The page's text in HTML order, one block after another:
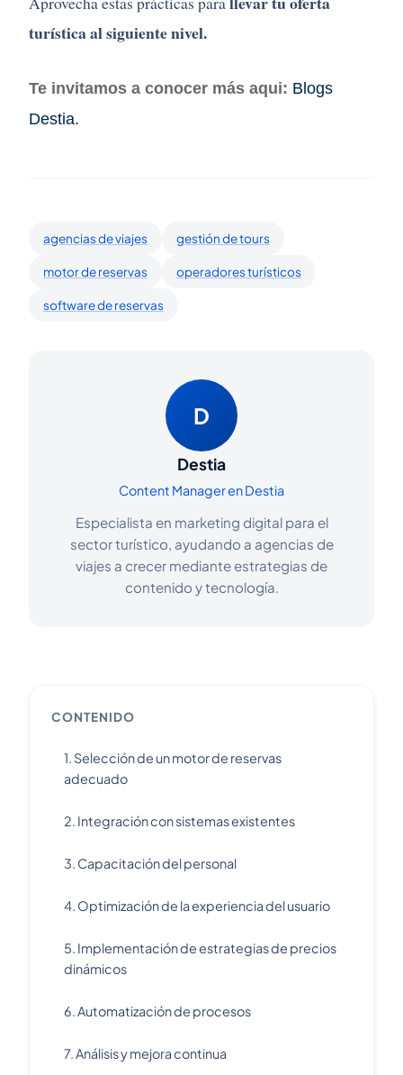
turísticaalsiguientenivel.
Te invitamos a conocer más aqui: Blogs
Destia.
agencias de viajes gestión de tours
motor de reservas operadores turísticos
software de reservas
D
Destia
Content Manager en Destia
Especialista en marketing digital para el
sector turístico, ayudando a agencias de
viajes a crecer mediante estrategias de
contenido y tecnología.
CONTENIDO
1. Selección de un motor de reservas
adecuado
2. Integración con sistemas existentes
3. Capacitación del personal
4. Optimización de la experiencia del usuario
5. Implementación de estrategias de precios
dinámicos
6. Automatización de procesos
7. Análisis y mejora continua